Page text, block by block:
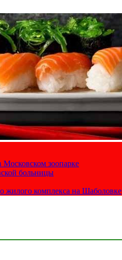
зоопарке
больницы
жилого комплекса на Шаболовке